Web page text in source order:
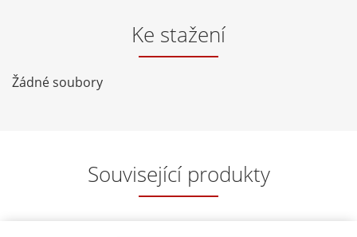
Ke stažení
Žádné soubory
Související produkty